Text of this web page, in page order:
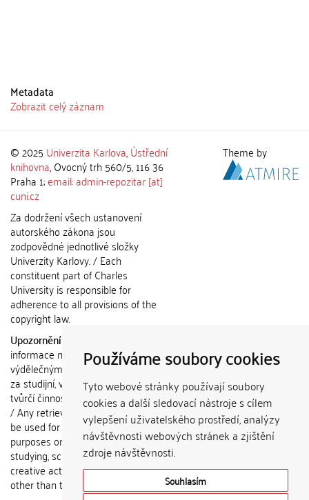
Používáme soubory cookies
Tyto webové stránky používají soubory
cookies a další sledovací nástroje s cílem
vylepšení uživatelského prostředí, analýzy
návštěvnosti webových stránek a zjištění
zdroje návštěvnosti.
Souhlasím
Metadata
Zobrazit celý záznam
© 2025 Univerzita Karlova,Ústřední
knihovna, Ovocný trh 560/5, 116 36
Praha 1;email: admin-repozitar [at]
cuni.cz
Za dodržení všech ustanovení
autorského zákona jsou
zodpovědné jednotlivé složky
Univerzity Karlovy. / Each
constituent part of Charles
University is responsible for
adherence to all provisions of the
copyright law.
Upozornění / Notice:
informace nemohou být použity k
výdělečným účelům nebo vydávány
za studijní, vědeckou nebo jinou
tvůrčí činnost jiné osoby než autora.
/ Any retrieved information shall not
be used for any commercial
purposes or claimed as results of
studying, scientific or any other
creative activities of any person
other than the author.
Theme by